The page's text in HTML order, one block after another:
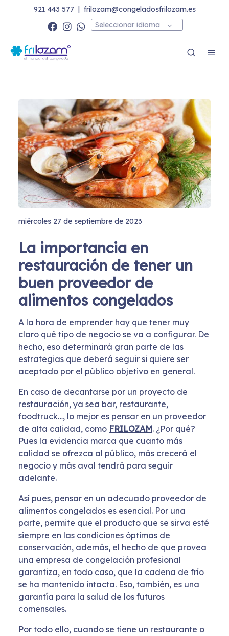
921 443 577 | frilozam@congeladosfrilozam.es
Seleccionar idioma
miércoles 27 de septiembre de 2023
La importancia en
restauración de tener un
buen proveedor de
alimentos congelados
A la hora de emprender hay que tener muy
claro qué tipo de negocio se va a configurar. De
hecho, eso determinará gran parte de las
estrategias que deberá seguir si quiere ser
aceptado por el público objetivo en general.
En caso de decantarse por un proyecto de
restauración, ya sea bar, restaurante,
foodtruck…, lo mejor es pensar en un proveedor
de alta calidad, como FRILOZAM. ¿Por qué?
Pues la evidencia marca que cuanto más
calidad se ofrezca al público, más crecerá el
negocio y más aval tendrá para seguir
adelante.
Así pues, pensar en un adecuado proveedor de
alimentos congelados es esencial. Por una
parte, permite que el producto que se sirva esté
siempre en las condiciones óptimas de
conservación, además, el hecho de que provea
una empresa de congelación profesional
garantiza, en todo caso, que la cadena de frío
se ha mantenido intacta. Eso, también, es una
garantía para la salud de los futuros
comensales.
Por todo ello, cuando se tiene un restaurante o